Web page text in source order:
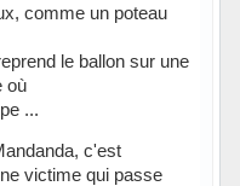
comme un poteau
le ballon sur une
où
...
c'est
victime qui passe